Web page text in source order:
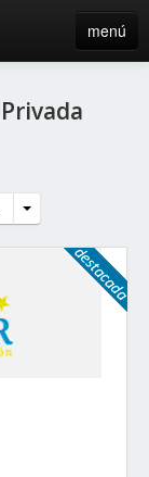
menú